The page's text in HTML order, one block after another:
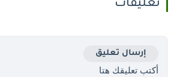
تعليقات
إرسال تعليق
أكتب تعليقك هتا